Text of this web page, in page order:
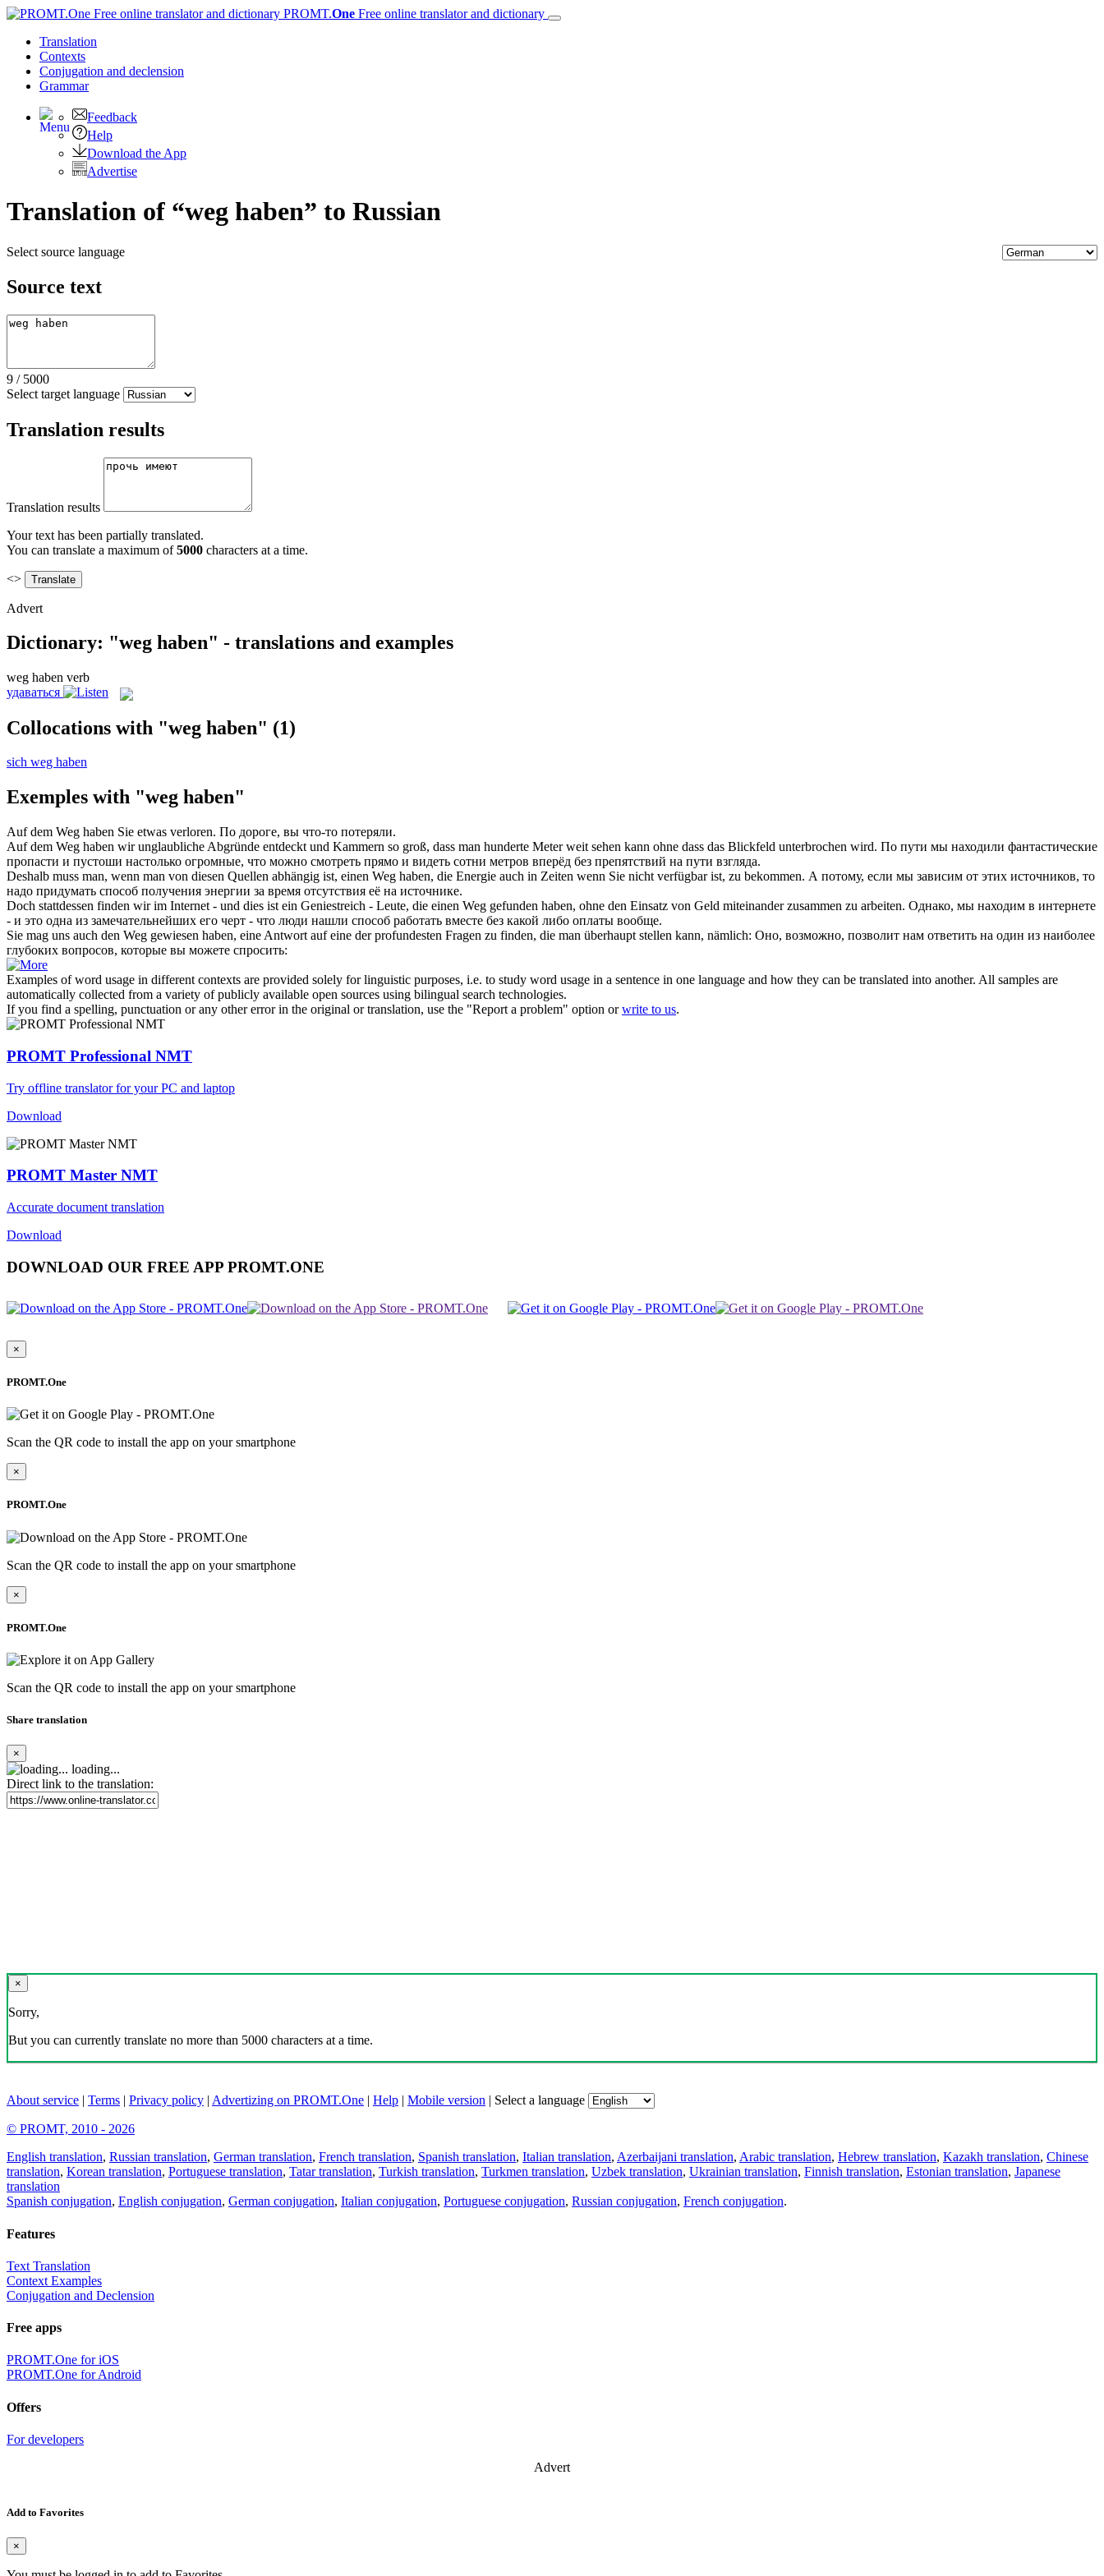
PROMT.One Free online translator and dictionary
Translation
Contexts
Conjugation and declension
Grammar
Feedback
Help
Download the App
Advertise
Translation of “weg haben” to Russian
Select source language
Source text
9 / 5000
Select target language
Translation results
Translation results
Your text has been partially translated.
You can translate a maximum of5000 characters at a time.
<>
Advert
Dictionary: "weg haben" - translations and examples
weg haben verb
удаваться
Collocations with "weg haben" (1)
sich weg haben
Exemples with "weg haben"
Auf dem Weg haben Sie etwas verloren. По дороге, вы что-то потеряли.
Auf dem Weg haben wir unglaubliche Abgründe entdeckt und Kammern so groß, dass man hunderte Meter weit sehen kann ohne dass das Blickfeld unterbrochen wird. По пути мы находили фантастические
пропасти и пустоши настолько огромные, что можно смотреть прямо и видеть сотни метров вперёд без препятствий на пути взгляда.
Deshalb muss man, wenn man von diesen Quellen abhängig ist, einen Weg haben, die Energie auch in Zeiten wenn Sie nicht verfügbar ist, zu bekommen. А потому, если мы зависим от этих источников, то
надо придумать способ получения энергии за время отсутствия её на источнике.
Doch stattdessen finden wir im Internet - und dies ist ein Geniestreich - Leute, die einen Weg gefunden haben, ohne den Einsatz von Geld miteinander zusammen zu arbeiten. Однако, мы находим в интернете
- и это одна из замечательнейших его черт - что люди нашли способ работать вместе без какой либо оплаты вообще.
Sie mag uns auch den Weg gewiesen haben, eine Antwort auf eine der profundesten Fragen zu finden, die man überhaupt stellen kann, nämlich: Оно, возможно, позволит нам ответить на один из наиболее
глубоких вопросов, которые вы можете спросить:
Examples of word usage in different contexts are provided solely for linguistic purposes, i.e. to study word usage in a sentence in one language and how they can be translated into another. All samples are
automatically collected from a variety of publicly available open sources using bilingual search technologies.
If you find a spelling, punctuation or any other error in the original or translation, use the "Report a problem" option orwrite to us.
PROMT Professional NMT
Try offline translator for your PC and laptop
Download
PROMT Master NMT
Accurate document translation
Download
DOWNLOAD OUR FREE APP PROMT.ONE
×
PROMT.One
Scan the QR code to install the app on your smartphone
×
PROMT.One
Scan the QR code to install the app on your smartphone
×
PROMT.One
Scan the QR code to install the app on your smartphone
Share translation
×
loading...
Direct link to the translation:
×
Sorry,
But you can currently translate no more than 5000 characters at a time.
About service | Terms | Privacy policy | Advertizing on PROMT.One | Help | Mobile version | Select a language
© PROMT, 2010 - 2026
English translation, Russian translation, German translation, French translation, Spanish translation, Italian translation, Azerbaijani translation, Arabic translation, Hebrew translation, Kazakh translation, Chinese
translation, Korean translation, Portuguese translation, Tatar translation, Turkish translation, Turkmen translation, Uzbek translation, Ukrainian translation, Finnish translation, Estonian translation, Japanese
translation
Spanish conjugation, English conjugation, German conjugation, Italian conjugation, Portuguese conjugation, Russian conjugation, French conjugation.
Features
Text Translation
Context Examples
Conjugation and Declension
Free apps
PROMT.One for iOS
PROMT.One for Android
Offers
For developers
Advert
Add to Favorites
×